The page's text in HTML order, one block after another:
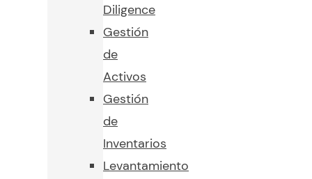
Diligence
Gestión
de
Activos
Gestión
de
Inventarios
Levantamiento